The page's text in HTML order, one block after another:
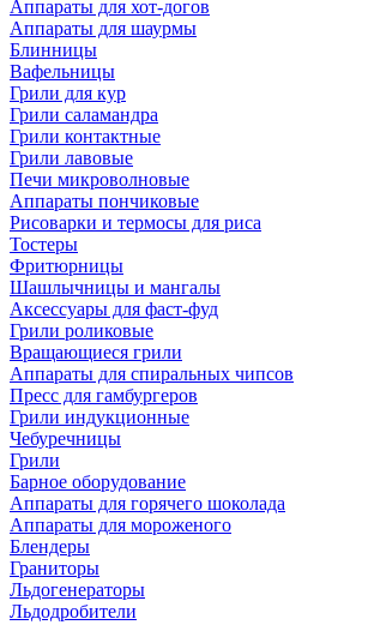
Аппараты для хот-догов
Аппараты для шаурмы
Блинницы
Вафельницы
Грили для кур
Грили саламандра
Грили контактные
Грили лавовые
Печи микроволновые
Аппараты пончиковые
Рисоварки и термосы для риса
Тостеры
Фритюрницы
Шашлычницы и мангалы
Аксессуары для фаст-фуд
Грили роликовые
Вращающиеся грили
Аппараты для спиральных чипсов
Пресс для гамбургеров
Грили индукционные
Чебуречницы
Грили
Барное оборудование
Аппараты для горячего шоколада
Аппараты для мороженого
Блендеры
Граниторы
Льдогенераторы
Льдодробители